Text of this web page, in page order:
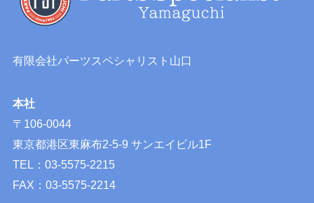
有限会社パーツスペシャリスト山口
本社
〒106-0044
東京都港区東麻布2-5-9 サンエイビル1F
TEL：03-5575-2215
FAX：03-5575-2214